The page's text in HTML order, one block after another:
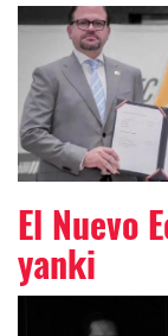
El Nuevo
yanki